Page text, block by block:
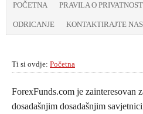
POČETNA PRAVILA O
ODRICANJE KONTAKTIRAJTE NAS
Ti si ovdje: Početna
ForexFunds.com je zainteresovan
dosadašnjim dosadašnjim